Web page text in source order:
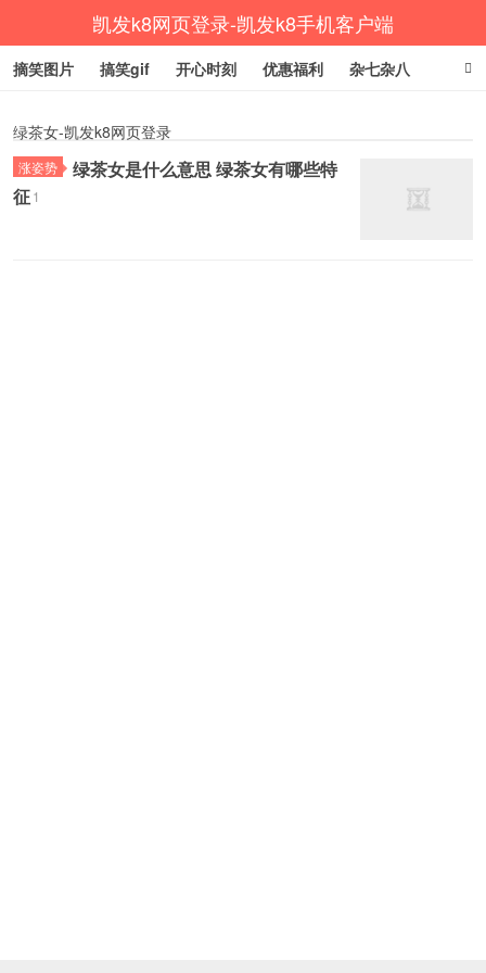
凯发k8网页登录-凯发k8手机客户端
摘笑图片 搞笑gif 开心时刻 优惠福利 杂七杂八
绿茶女-凯发k8网页登录
涨姿势
绿茶女是什么意思 绿茶女有哪些特
征1